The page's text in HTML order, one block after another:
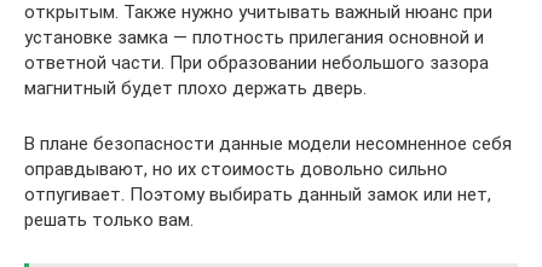
открытым. Также нужно учитывать важный нюанс при
установке замка — плотность прилегания основной и
ответной части. При образовании небольшого зазора
магнитный будет плохо держать дверь.
В плане безопасности данные модели несомненное себя
оправдывают, но их стоимость довольно сильно
отпугивает. Поэтому выбирать данный замок или нет,
решать только вам.